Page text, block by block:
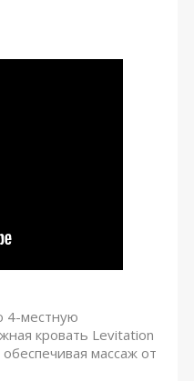
4-местную
кровать Levitation
массаж от